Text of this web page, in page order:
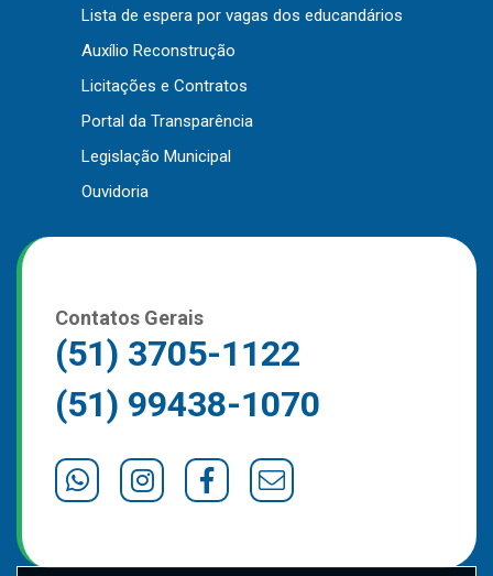
Outros
Downloads
Notícias
Lista de espera por vagas dos educandários
Auxílio Reconstrução
Licitações e Contratos
Portal da Transparência
Legislação Municipal
Ouvidoria
Contatos Gerais
(51) 3705-1122
(51) 99438-1070